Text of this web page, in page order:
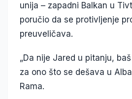
unija – zapadni Balkan u
poručio da se protivljenje
preuveličava.
„Da nije Jared u pitanju,
za ono što se dešava u
Rama.